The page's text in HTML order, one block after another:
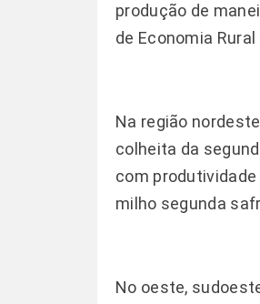
produção de
de Economia
Na região
colheita da
com
milho segunda
No oeste,